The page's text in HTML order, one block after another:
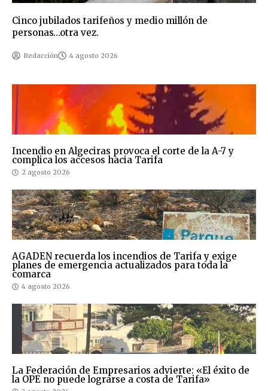
Cinco jubilados tarifeños y medio millón de
personas…otra vez.
Redacción 4 agosto 2026
Incendio en Algeciras provoca el corte de la A-7 y
complica los accesos hacia Tarifa
2 agosto 2026
AGADEN recuerda los incendios de Tarifa y exige
planes de emergencia actualizados para toda la
comarca
4 agosto 2026
La Federación de Empresarios advierte: «El éxito de
la OPE no puede lograrse a costa de Tarifa»